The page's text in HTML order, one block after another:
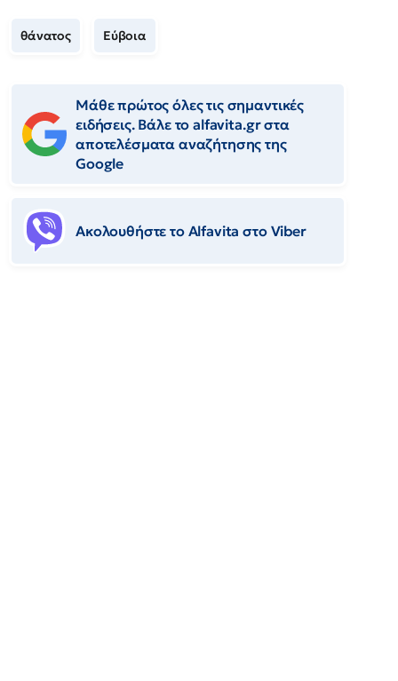
θάνατος Εύβοια
Μάθε πρώτος όλες τις σημαντικές
ειδήσεις. Βάλε το alfavita.gr στα
αποτελέσματα αναζήτησης της
Google
Ακολουθήστε το Αlfavita στο Viber